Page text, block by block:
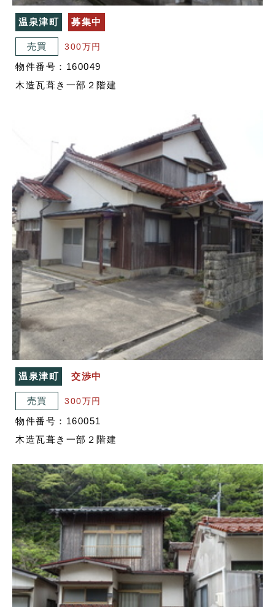
温泉津町 募集中
売買 300万円
物件番号：160049
木造瓦葺き一部２階建
温泉津町 交渉中
売買 300万円
物件番号：160051
木造瓦葺き一部２階建